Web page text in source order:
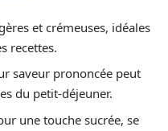
et crémeuses, idéales
recettes.
saveur prononcée peut
du petit-déjeuner.
une touche sucrée, se